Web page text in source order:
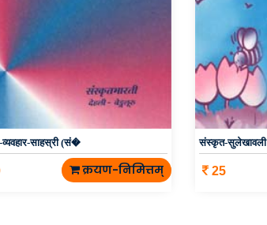
साहस्री (सं�
क्रयण-निमित्तम्
संस्कृत-सुलेखावली
25